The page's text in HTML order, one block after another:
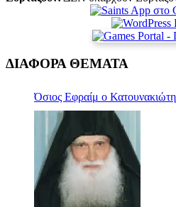
ΔΙΑΦΟΡΑ ΘΕΜΑΤΑ
Όσιος Εφραίμ ο